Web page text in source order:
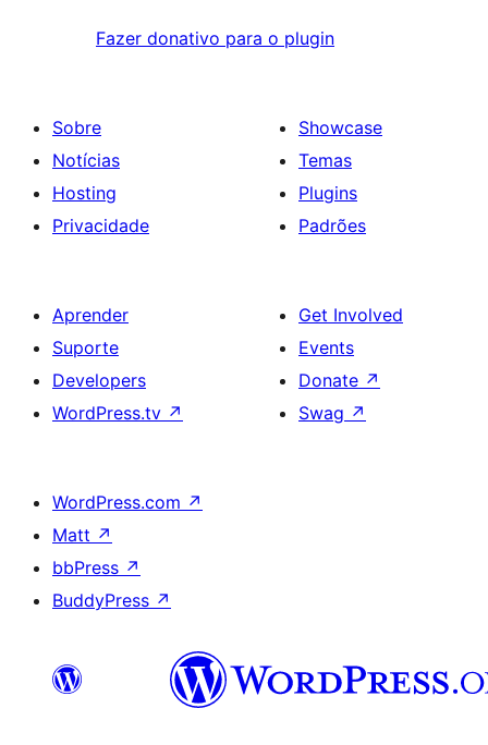
Fazer donativo para o plugin
Sobre
Notícias
Hosting
Privacidade
Showcase
Temas
Plugins
Padrões
Aprender
Suporte
Developers
WordPress.tv ↗
Get Involved
Events
Donate ↗
Swag ↗
WordPress.com ↗
Matt ↗
bbPress ↗
BuddyPress ↗